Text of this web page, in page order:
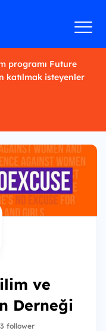
programı Future
katılmak isteyenler
ve
Derneği
follower